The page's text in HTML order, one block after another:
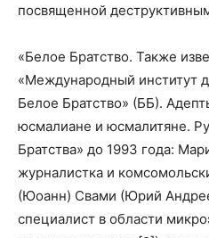
посвященной
«Белое Братство. Также
«Международный институт
Белое Братство» (ББ).
юсмалиане и юсмалитяне.
Братства» до 1993 года:
журналистка и
(Юоанн) Свами (Юрий
специалист в области